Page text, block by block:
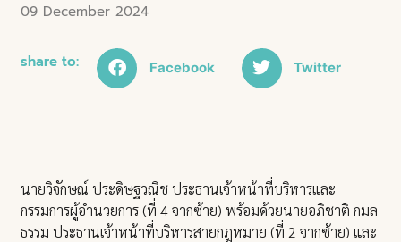
09 December 2024
share to: Facebook Twitter
นายวิจักษณ์ ประดิษฐวณิช ประธานเจ้าหน้าที่บริหารและ
กรรมการผู้อำนวยการ (ที่ 4 จากซ้าย) พร้อมด้วยนายอภิชาติ กมล
ธรรม ประธานเจ้าหน้าที่บริหารสายกฎหมาย (ที่ 2 จากซ้าย) และ